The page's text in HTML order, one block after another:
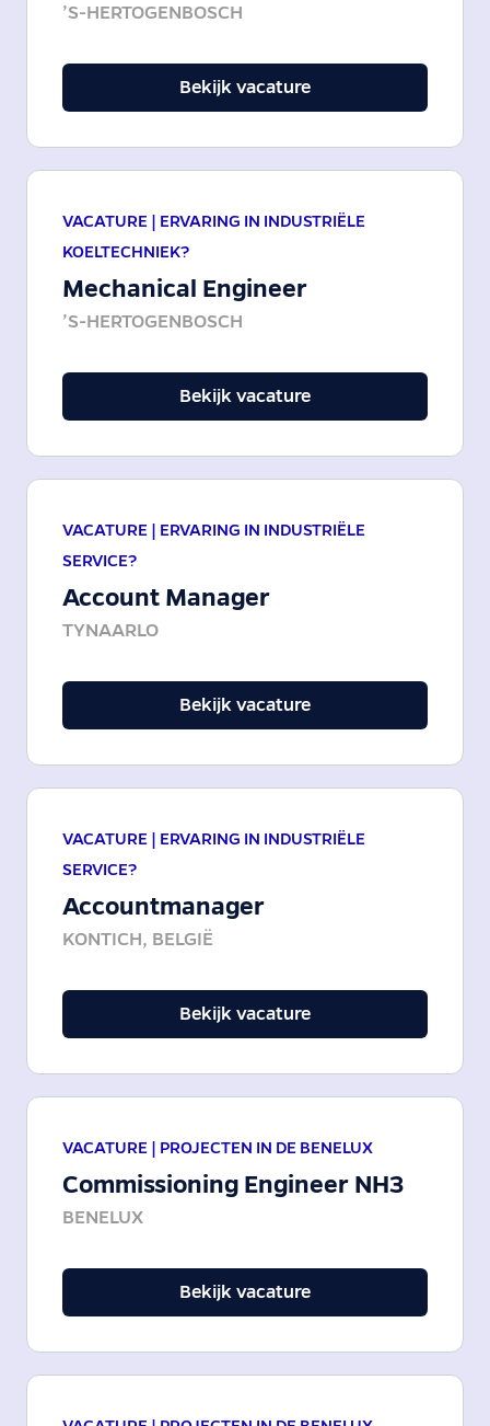
’S-HERTOGENBOSCH
Bekijk vacature
VACATURE | ERVARING IN INDUSTRIËLE
KOELTECHNIEK?
Mechanical Engineer
’S-HERTOGENBOSCH
Bekijk vacature
VACATURE | ERVARING IN INDUSTRIËLE
SERVICE?
Account Manager
TYNAARLO
Bekijk vacature
VACATURE | ERVARING IN INDUSTRIËLE
SERVICE?
Accountmanager
KONTICH, BELGIË
Bekijk vacature
VACATURE | PROJECTEN IN DE BENELUX
Commissioning Engineer NH3
BENELUX
Bekijk vacature